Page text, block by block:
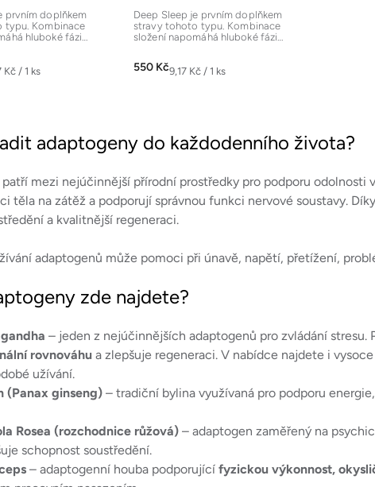
Kč / 1 ks
prvním doplňkem
typu. Kombinace
hluboké fázi
produktu
je
z
550 KčMěrná
9,17 Kč / 1 ks
Deep Sleep je prvním doplňkem
stravy tohoto typu. Kombinace
složení napomáhá hluboké fázi
v
á
d
í
v
k
y
v
p
s
adaptogeny do každodenního života?
mezi nejúčinnější přírodní prostředky pro podporu odolnosti
těla na zátěž a podporují správnou funkci nervové soustavy.
a kvalitnější regeneraci.
adaptogenů může pomoci při únavě, napětí, přetížení,
zde najdete?
– jeden z nejúčinnějších adaptogenů pro zvládání stresu.
rovnováhu a zlepšuje regeneraci. V nabídce najdete i
užívání.
(Panax ginseng) – tradiční bylina využívaná pro podporu
Rosea (rozchodnice růžová) – adaptogen zaměřený na
schopnost soustředění.
– adaptogenní houba podporující fyzickou výkonnost,